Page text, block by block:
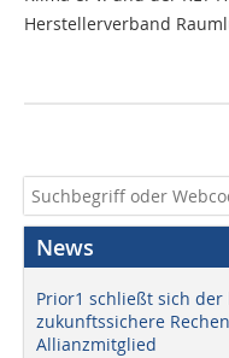
Herstellerverband
News
Prior1 schließt sich
zukunftssichere
Allianzmitglied